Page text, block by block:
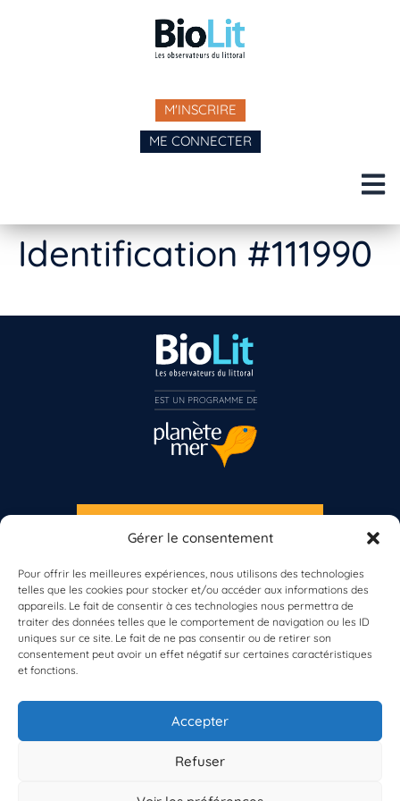
Gérer le consentement
Pour offrir les meilleures expériences, nous utilisons des technologies
telles que les cookies pour stocker et/ou accéder aux informations des
appareils. Le fait de consentir à ces technologies nous permettra de
traiter des données telles que le comportement de navigation ou les ID
uniques sur ce site. Le fait de ne pas consentir ou de retirer son
consentement peut avoir un effet négatif sur certaines caractéristiques
et fonctions.
Accepter
Refuser
M'INSCRIRE
ME CONNECTER
Identification #111990
À propos de BioLit
Vos données d'observation
Ressources
Résultats du programme
Contacts
S'INSCRIRE À LA NEWSLETTER
Vous n’êtes pas encore inscrit à Biolit ?
Inscrivez-vous dès maintenant